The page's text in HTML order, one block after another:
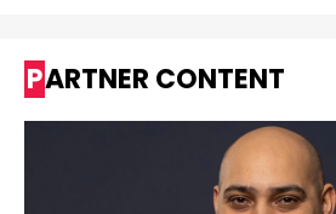
PARTNER CONTENT